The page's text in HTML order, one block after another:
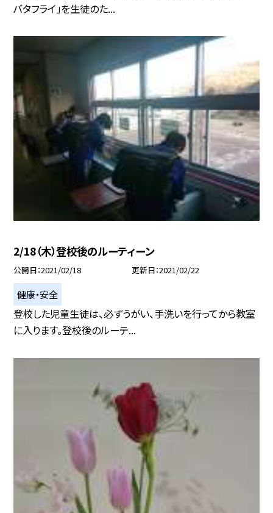
バタフライ」を生徒のた...
2/18（木）登校後のルーティーン
公開日 2021/02/18 更新日 2021/02/22
健康・安全
登校した児童生徒は、必ずうがい、手洗いを行ってから教室
に入ります。登校後のルーテ...